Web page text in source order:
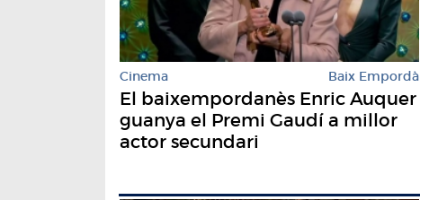
Cinema Baix Empordà
El baixempordanès Enric Auquer
guanya el Premi Gaudí a millor
actor secundari